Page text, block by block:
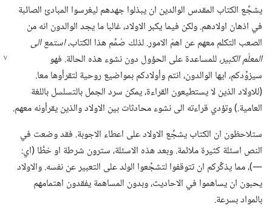
يشجِّع الكتاب المقدس الوالدين ان يبذلوا جهدهم ليغرسوا المبادئ الصائبة
في اذهان اولادهم.‏ ولكن فيما يكبر الاولاد،‏ غالبا ما يجد الوالدون انه من
الصعب التكلم معهم عن اهمّ الامور.‏ لذلك صُمِّم هذا الكتاب،‏استمع الى
المعلّم الكبير،‏للمساعدةعلى الحؤول دون نشوء هذه الحالة.‏ فهو
سيزوِّدكم،‏ ايها الوالدون،‏ انتم وأولادكم بمواضيع روحية لتقرأوها معا.‏
(‏للاولاد الذين لا يستطيعون القراءة،‏ يمكن سرد الجمل بالتسلسل باللغة
العامية.‏)‏ وتؤدي قراءته الى نشوء محادثات بين الاولاد والذين يقرأونه معهم.‏
ستلاحظون ان الكتاب يشجِّع الاولاد على اعطاء الاجوبة.‏ فقد وضعت في
النص اسئلة كثيرة ملائمة.‏ وبعد هذه الاسئلة،‏ سترون شرطة او خطًّا (‏اي:‏
—‏)‏،‏ مما يذكِّركم ان تتوقفوا لتشجِّعوا الولد على التعبير عن نفسه.‏ والاولاد
يحبون ان يساهموا في الاحاديث،‏ وبدون المساهمة يفقدون اهتمامهم
بالمواد بسرعة.‏